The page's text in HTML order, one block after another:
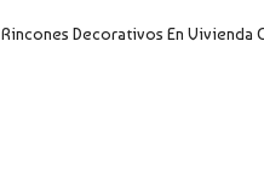
Rincones Decorativos En Vivienda